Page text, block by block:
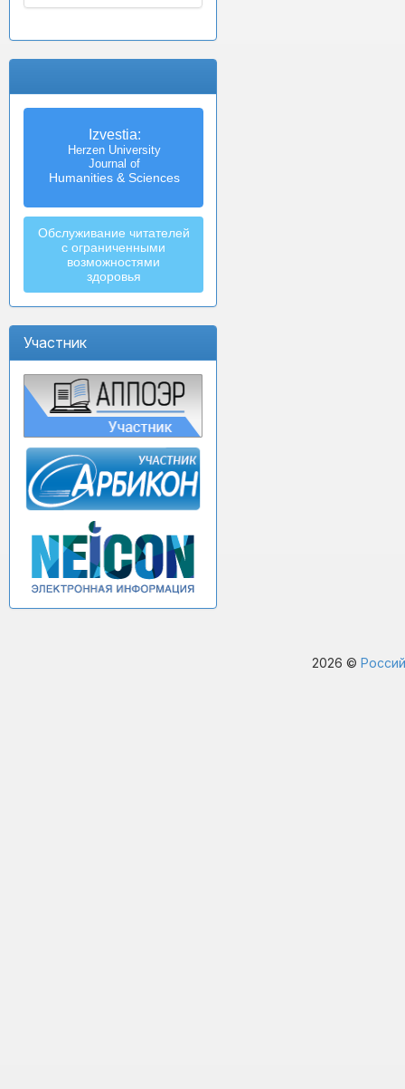
Izvestia:
Herzen University
Journal of
Humanities & Sciences
Обслуживание читателей
с ограниченными
возможностями
здоровья
Участник
2026 ©